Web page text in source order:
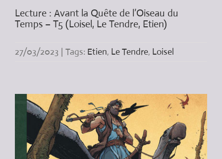
Lecture : Avant la Quête de l’Oiseau du
Temps – T5 (Loisel, Le Tendre, Etien)
27/03/2023 | Tags: Etien, Le Tendre, Loisel